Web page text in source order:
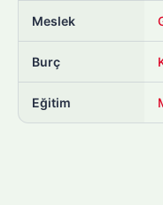
Meslek
Burç
Eğitim